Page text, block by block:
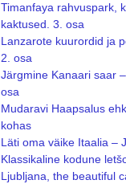
Timanfaya rahvuspark,
kaktused. 3. osa
Lanzarote kuurordid ja
2. osa
Järgmine Kanaari saar
osa
Mudaravi Haapsalus
kohas
Läti oma väike Itaalia –
Klassikaline kodune
Ljubljana, the beautiful